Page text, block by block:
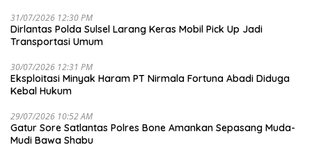
31/07/2026 12:30 PM
Dirlantas Polda Sulsel Larang Keras Mobil Pick Up Jadi
Transportasi Umum
30/07/2026 12:31 PM
Eksploitasi Minyak Haram PT Nirmala Fortuna Abadi Diduga
Kebal Hukum
29/07/2026 10:52 AM
Gatur Sore Satlantas Polres Bone Amankan Sepasang Muda-
Mudi Bawa Shabu